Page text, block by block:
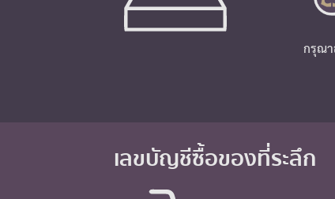
กรุณ
เลขบัญชีซื้อของที่ระลึก